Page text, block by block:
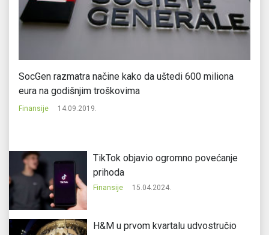
SocGen razmatra načine kako da uštedi 600 miliona
eura na godišnjim troškovima
Finansije 14.09.2019.
TikTok objavio ogromno povećanje
prihoda
Finansije 15.04.2024.
H&M u prvom kvartalu udvostručio